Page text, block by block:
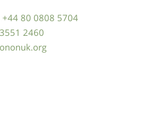
+44 80 0808 5704
2460